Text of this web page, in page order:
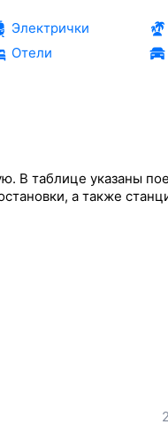
Электрички
Отели
В таблице указаны
а также